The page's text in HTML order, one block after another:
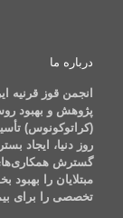
درباره ما
انجمن قوز قرنیه
پژوهش و بهبود
(کراتوکونوس)
روز دنیا، ایجاد
گسترش
مبتلایان را
تخصصی را برای